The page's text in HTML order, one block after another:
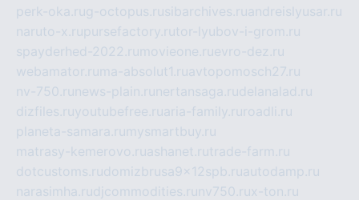
perk-oka.rug-octopus.rusibarchives.ruandreislyusar.ru
naruto-x.rupursefactory.rutor-lyubov-i-grom.ru
spayderhed-2022.ru movieone.ruevro-dez.ru
webamator.ru ma-absolut1.ruavtopomosch27.ru
nv-750.ru news-plain.ru nertansaga.rudelanalad.ru
dizfiles.ruyoutubefree.ruaria-family.ru roadli.ru
planeta-samara.ru mysmartbuy.ru
matrasy-kemerovo.ruashanet.rutrade-farm.ru
dotcustoms.rudomizbrusa9x12spb.ruautodamp.ru
narasimha.rudjcommodities.ru nv750.rux-ton.ru